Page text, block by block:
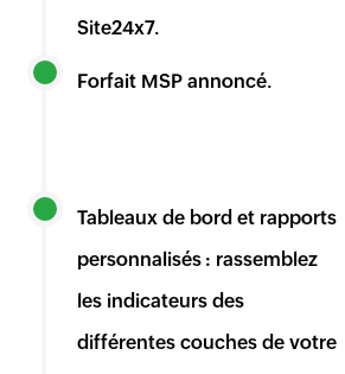
Site24x7.
Forfait MSP annoncé.
Tableaux de bord et rapports
personnalisés : rassemblez
les indicateurs des
différentes couches de votre